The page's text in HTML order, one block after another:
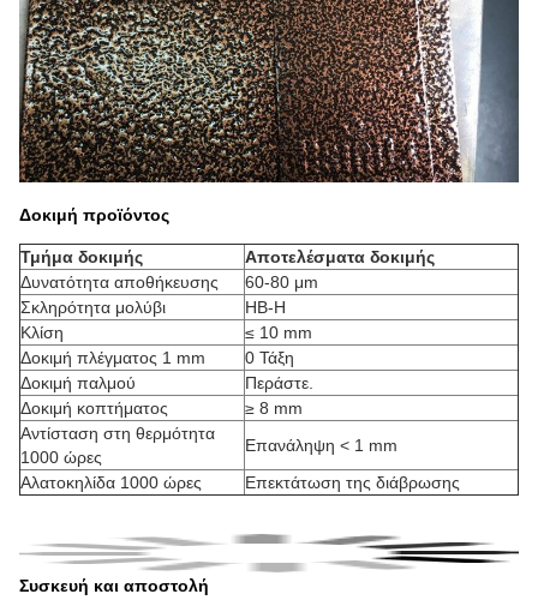
Δοκιμή προϊόντος
Τμήμα δοκιμής
Αποτελέσματα δοκιμής
Δυνατότητα αποθήκευσης
60-80 μm
Σκληρότητα μολύβι
HB-H
Κλίση
≤ 10 mm
Δοκιμή πλέγματος 1 mm
0 Τάξη
Δοκιμή παλμού
Περάστε.
Δοκιμή κοπτήματος
≥ 8 mm
Αντίσταση στη θερμότητα
1000 ώρες
Επανάληψη < 1 mm
Αλατοκηλίδα 1000 ώρες
Επεκτάτωση της διάβρωσης
Συσκευή και αποστολή